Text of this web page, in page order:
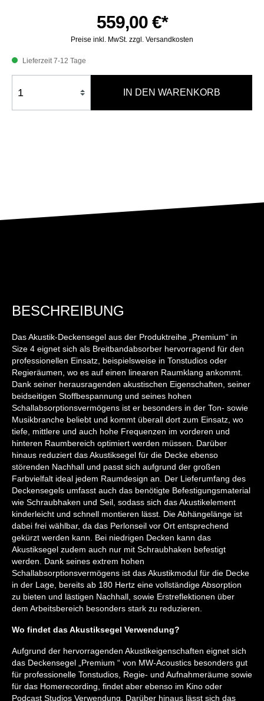
559,00 €*
Preise inkl. MwSt. zzgl. Versandkosten
Lieferzeit 7-12 Tage
IN DEN WARENKORB
BESCHREIBUNG
Das Akustik-Deckensegel aus der Produktreihe „Premium“ in
Size 4 eignet sich als Breitbandabsorber hervorragend für den
professionellen Einsatz, beispielsweise in Tonstudios oder
Regieräumen, wo es auf einen linearen Raumklang ankommt.
Dank seiner herausragenden akustischen Eigenschaften, seiner
beidseitigen Stoffbespannung und seines hohen
Schallabsorptionsvermögens ist er besonders in der Ton- sowie
Musikbranche beliebt und kommt überall dort zum Einsatz, wo
tiefe, mittlere und auch hohe Frequenzen im vorderen und
hinteren Raumbereich optimiert werden müssen. Darüber
hinaus reduziert das Akustiksegel für die Decke ebenso
störenden Nachhall und passt sich aufgrund der großen
Farbvielfalt ideal jedem Raumdesign an. Der Lieferumfang des
Deckensegels umfasst auch das benötigte Befestigungsmaterial
wie Schraubhaken und Seil, sodass sich das Akustikelement
kinderleicht und schnell montieren lässt. Die Abhängelänge ist
dabei frei wählbar, da das Perlonseil vor Ort entsprechend
gekürzt werden kann. Bei niedrigen Decken kann das
Akustiksegel zudem auch nur mit Schraubhaken befestigt
werden. Dank seines extrem hohen
Schallabsorptionsvermögens ist das Akustikmodul für die Decke
in der Lage, bereits ab 180 Hertz eine vollständige Absorption
zu bieten und lästigen Nachhall, sowie Erstreflektionen über
dem Arbeitsbereich besonders stark zu reduzieren.
Wo findet das Akustiksegel Verwendung?
Aufgrund der hervorragenden Akustikeigenschaften eignet sich
das Deckensegel „Premium “ von MW-Acoustics besonders gut
für professionelle Tonstudios, Regie- und Aufnahmeräume sowie
für das Homerecording, findet aber ebenso im Kino oder
Podcast Studios Verwendung. Darüber hinaus lässt sich das